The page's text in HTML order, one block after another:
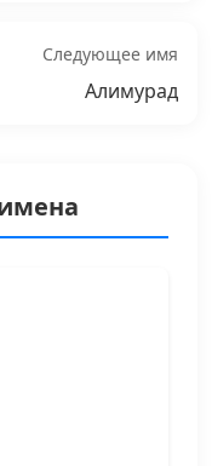
Следующее имя
Алимурад